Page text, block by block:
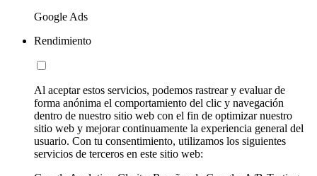
Google Ads
Rendimiento
Al aceptar estos servicios, podemos rastrear y evaluar de
forma anónima el comportamiento del clic y navegación
dentro de nuestro sitio web con el fin de optimizar nuestro
sitio web y mejorar continuamente la experiencia general del
usuario. Con tu consentimiento, utilizamos los siguientes
servicios de terceros en este sitio web: